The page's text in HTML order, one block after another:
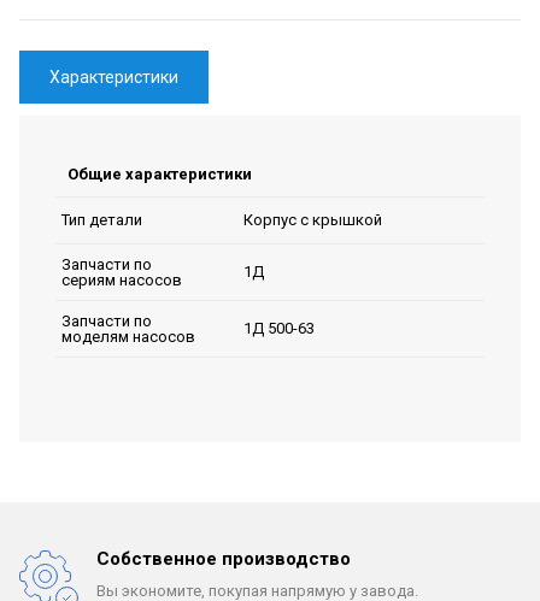
Характеристики
Общие характеристики
Тип детали Корпус с крышкой
Запчасти по
сериям насосов
1Д
Запчасти по
моделям насосов
1Д 500-63
Собственное производство
Вы экономите, покупая напрямую у завода.